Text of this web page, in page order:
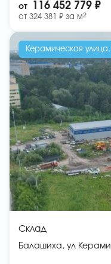
от 116 452 779 ₽
от 324 381 ₽ за м2
Керамическая улица,
Склад
Балашиха, ул